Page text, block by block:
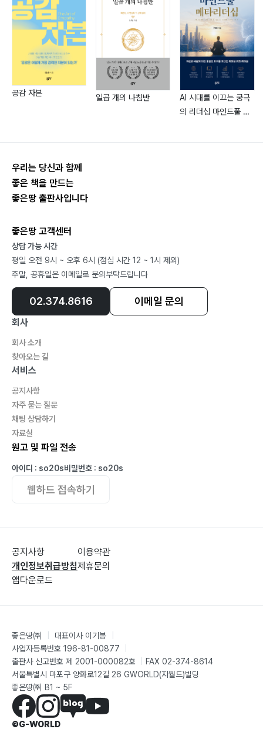
지 방식28904 | 구매담당자, 너는 누구 편이냐2974부
구매의 장점01 | 구매담당자, 회사를 대표하고 권한도 많
다30802 | 신입이 업무를 배우기는 안성맞춤31603 |
구매전문가로 성장할 수 있다32404 | 분야는 넓고 기회
도 많아332에필로그339
공감 자본 일곱 개의 나침반
AI 시대를 이끄는 궁극
의 리더십 마인드풀 메
우리는 당신과 함께
좋은 책을 만드는
좋은땅 출판사입니다
좋은땅 고객센터
상담 가능 시간
평일 오전 9시 ~ 오후 6시 (점심 시간 12 ~ 1시 제외)
주말, 공휴일은 이메일로 문의부탁드립니다
02.374.8616 이메일 문의
회사
회사 소개
찾아오는 길
서비스
공지사항
자주 묻는 질문
채팅 상담하기
자료실
원고 및 파일 전송
아이디 : so20s비밀번호 : so20s
웹하드 접속하기
공지사항
개인정보취급방침
앱다운로드
이용약관
제휴문의
좋은땅㈜ 대표이사 이기봉
사업자등록번호 196-81-00877
출판사 신고번호 제 2001-000082호
FAX 02-374-8614
서울특별시 마포구 양화로12길 26 GWORLD(지월드)빌딩
좋은땅㈜ B1 ~ 5F
©G-WORLD